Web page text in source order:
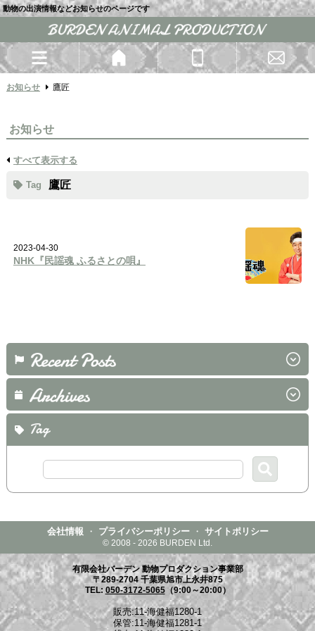
動物の出演情報などお知らせのページです
お知らせ 鷹匠
お知らせ
すべて表示する
Tag 鷹匠
2023-04-30
NHK『民謡魂 ふるさとの唄』
会社情報 ・ プライバシーポリシー ・ サイトポリシー
© 2008 - 2026 BURDEN Ltd.
有限会社バーデン 動物プロダクション事業部
〒289-2704 千葉県旭市上永井875
TEL: 050-3172-5065（9:00～20:00）
販売:11-海健福1280-1
保管:11-海健福1281-1